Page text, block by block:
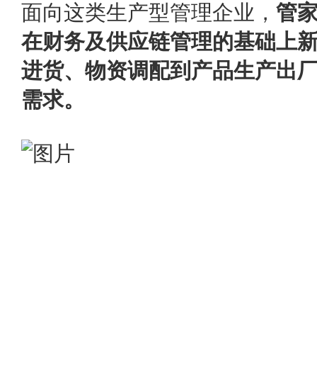
面向这类生产型管理企业， 管
在财务及供应链管理的基础上
进货、物资调配到产品生产出
需求。